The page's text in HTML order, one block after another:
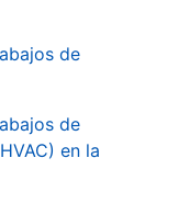
de
de
en la